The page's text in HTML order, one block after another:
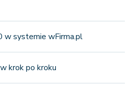
w systemie wFirma.pl
krok po kroku